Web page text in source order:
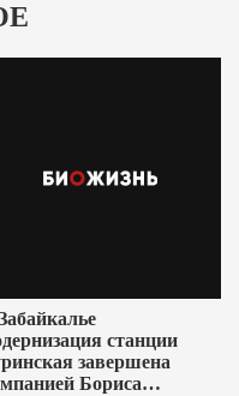
станции
завершена
Бориса